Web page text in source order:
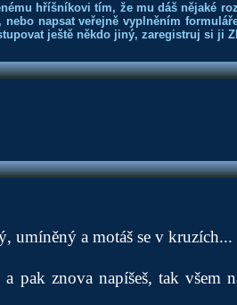
hříšníkovi tím, že mu dáš nějaké
napsat veřejně vyplněním
ještě někdo jiný, zaregistruj si ji
umíněný a motáš se v kruzích...
a pak znova napíšeš, tak všem